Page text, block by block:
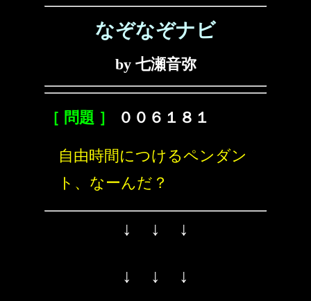
なぞなぞナビ
by 七瀬音弥
［ 問題 ］ ００６１８１
自由時間につけるペンダン
ト、なーんだ？
↓ ↓ ↓
↓ ↓ ↓